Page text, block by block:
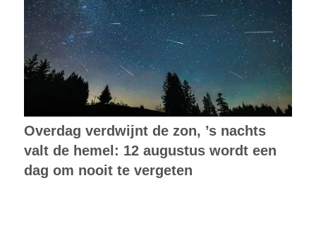
Overdag verdwijnt de zon, ’s nachts
valt de hemel: 12 augustus wordt een
dag om nooit te vergeten